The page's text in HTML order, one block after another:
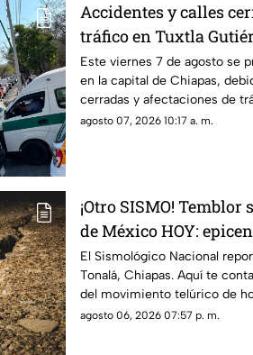
Accidentes y calles
tráfico en Tuxtla
Este viernes 7 de agosto se
en la capital de Chiapas,
cerradas y afectaciones de
agosto 07, 2026 10:17 a. m.
¡Otro SISMO! Temblor
de México HOY:
El Sismológico Nacional
Tonalá, Chiapas. Aquí te
del movimiento telúrico de
2026.
agosto 06, 2026 07:57 p. m.